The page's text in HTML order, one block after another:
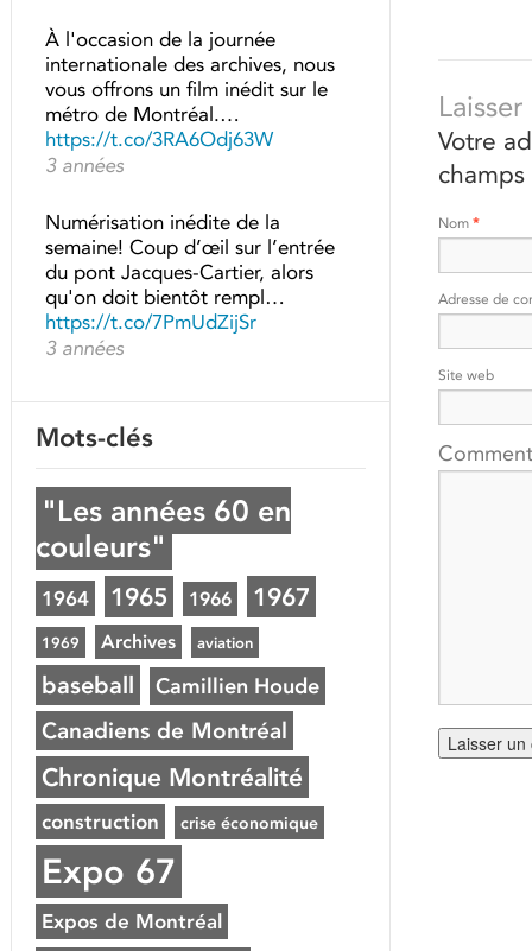
Votre
Nom *
Adresse de
Site web
À l'occasion de la journée
internationale des archives, nous
vous offrons un film inédit sur le
métro de Montréal.…
https://t.co/3RA6Odj63W
3 années
Numérisation inédite de la
semaine! Coup d’œil sur l’entrée
du pont Jacques-Cartier, alors
qu'on doit bientôt rempl…
https://t.co/7PmUdZijSr
3 années
Mots-clés
"Les années 60 en
couleurs"
1964 1965 1966 1967
1969 Archives aviation
baseball Camillien Houde
Canadiens de Montréal
Chronique Montréalité
construction crise économique
Expo 67
Expos de Montréal